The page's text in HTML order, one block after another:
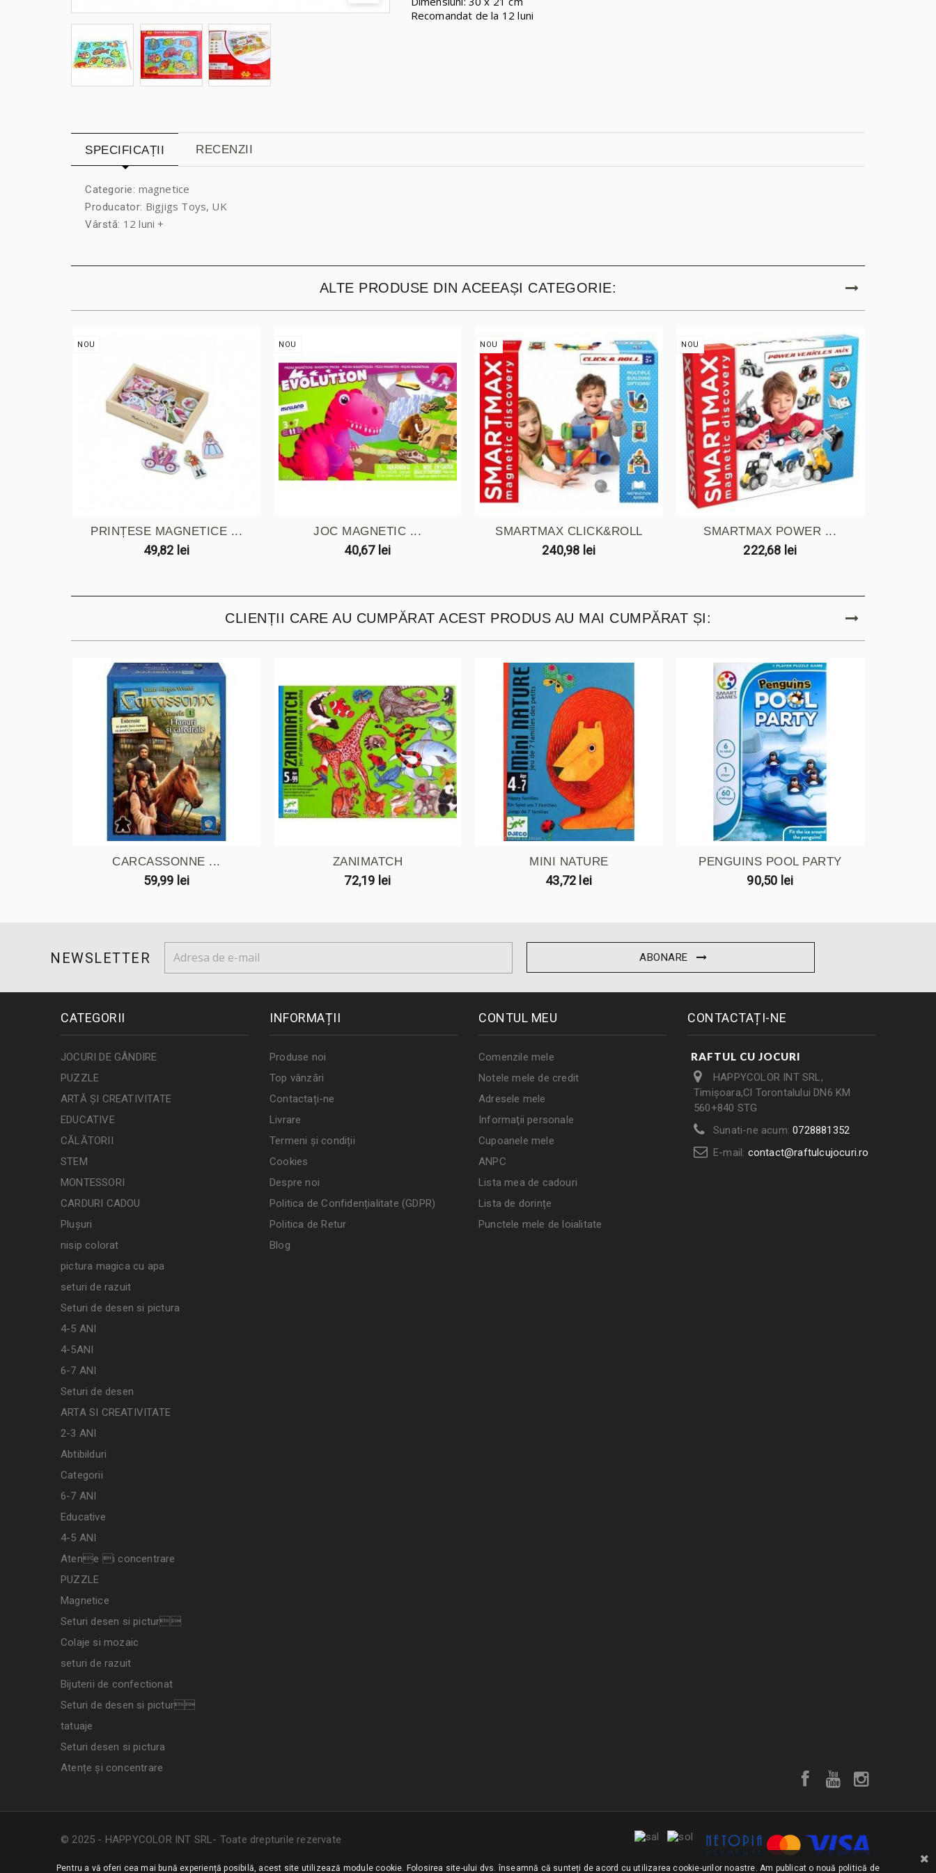
Recomandat de la 12 luni
SPECIFICAȚII RECENZII
Categorie: magnetice
Producator: Bigjigs Toys, UK
Vârstă: 12 luni +
ALTE PRODUSE DIN ACEEAȘI CATEGORIE:
NOU
PRINȚESE MAGNETICE ...
49,82 lei
NOU
JOC MAGNETIC ...
40,67 lei
NOU
SMARTMAX CLICK&ROLL
240,98 lei
NOU
SMARTMAX POWER ...
222,68 lei
CLIENȚII CARE AU CUMPĂRAT ACEST PRODUS AU MAI CUMPĂRAT ȘI:
CARCASSONNE ...
59,99 lei
ZANIMATCH
72,19 lei
MINI NATURE
43,72 lei
PENGUINS POOL PARTY
90,50 lei
NEWSLETTER ABONARE
CATEGORII
JOCURI DE GÂNDIRE
PUZZLE
ARTĂ ȘI CREATIVITATE
EDUCATIVE
CĂLĂTORII
STEM
MONTESSORI
CARDURI CADOU
Plușuri
nisip colorat
pictura magica cu apa
seturi de razuit
Seturi de desen si pictura
4-5 ANI
4-5ANI
6-7 ANI
Seturi de desen
ARTA SI CREATIVITATE
2-3 ANI
Abtibilduri
Categorii
6-7 ANI
Educative
4-5 ANI
Atene i concentrare
PUZZLE
Magnetice
Seturi desen si pictur
Colaje si mozaic
seturi de razuit
Bijuterii de confectionat
Seturi de desen si pictur
tatuaje
Seturi desen si pictura
Atențe și concentrare
INFORMAȚII
Produse noi
Top vânzări
Contactați-ne
Livrare
Termeni și condiții
Cookies
Despre noi
Politica de Confidențialitate (GDPR)
Politica de Retur
Blog
CONTUL MEU
Comenzile mele
Notele mele de credit
Adresele mele
Informaţii personale
Cupoanele mele
ANPC
Lista mea de cadouri
Lista de dorințe
Punctele mele de loialitate
CONTACTAȚI-NE
RAFTUL CU JOCURI
HAPPYCOLOR INT SRL,
Timișoara,Cl Torontalului DN6 KM
560+840 STG
Sunati-ne acum:0728881352
E-mail: contact@raftulcujocuri.ro
© 2025 - HAPPYCOLOR INT SRL- Toate drepturile rezervate
Pentru a vă oferi cea mai bună experiență posibilă, acest site utilizează module cookie. Folosirea site-ului dvs. înseamnă că sunteți de acord cu utilizarea cookie-urilor noastre. Am publicat o nouă politică de